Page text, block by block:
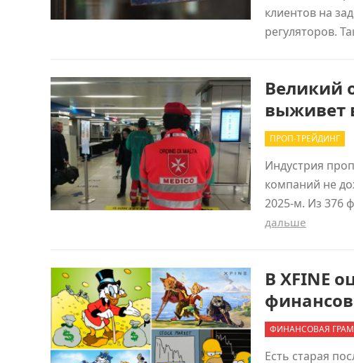
клиентов на
регуляторов.
Великий
выживет
ПРОП-ТРЕЙДИНГ
Индустрия
компаний не
2025-м. Из 376
дальше
В XFINE
ФИНАНСОВАЯ
Есть старая